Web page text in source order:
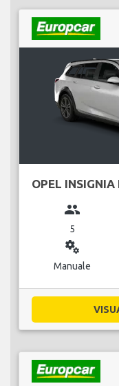
OPEL INSIGNIA
group
5
miscellaneous_services
Manuale